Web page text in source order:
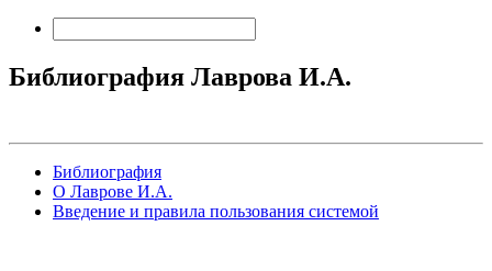
Библиография Лаврова И.А.
Библиография
О Лаврове И.А.
Введение и правила пользования системой